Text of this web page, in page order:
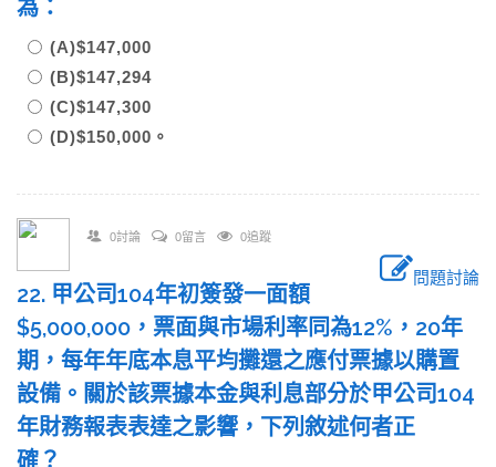
為：
(A)$147,000
(B)$147,294
(C)$147,300
(D)$150,000。
0討論 0留言 0追蹤
問題討論
22. 甲公司104年初簽發一面額
$5,000,000，票面與市場利率同為12%，20年
期，每年年底本息平均攤還之應付票據以購置
設備。關於該票據本金與利息部分於甲公司104
年財務報表表達之影響，下列敘述何者正
確？